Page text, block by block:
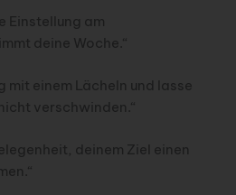
Einstellung am
deine Woche.“
mit einem Lächeln und lasse
verschwinden.“
deinem Ziel einen